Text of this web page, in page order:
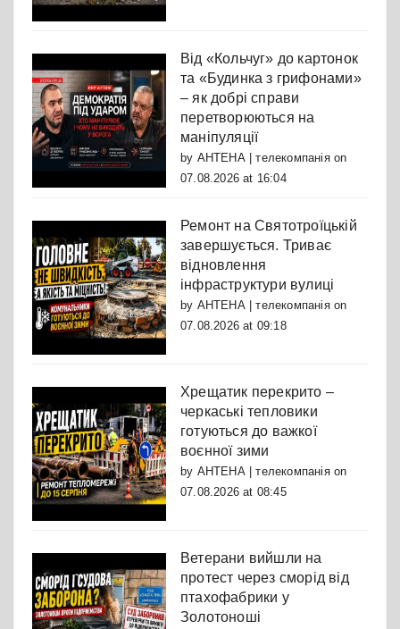
Від «Кольчуг» до картонок
та «Будинка з грифонами»
– як добрі справи
перетворюються на
маніпуляції
by АНТЕНА | телекомпаніяon
07.08.2026 at 16:04
Ремонт на Святотроїцькій
завершується. Триває
відновлення
інфраструктури вулиці
by АНТЕНА | телекомпаніяon
07.08.2026 at 09:18
Хрещатик перекрито –
черкаські тепловики
готуються до важкої
воєнної зими
by АНТЕНА | телекомпаніяon
07.08.2026 at 08:45
Ветерани вийшли на
протест через сморід від
птахофабрики у
Золотоноші